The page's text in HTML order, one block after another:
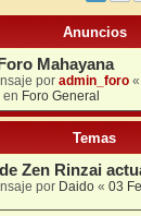
Anuncios
Mahayana
por admin_foro «
en Foro General
Temas
Zen Rinzai
por Daido « 03